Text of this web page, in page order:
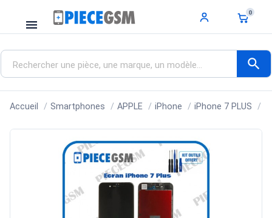
menu
0
search
Accueil Smartphones APPLE iPhone iPhone 7 PLUS